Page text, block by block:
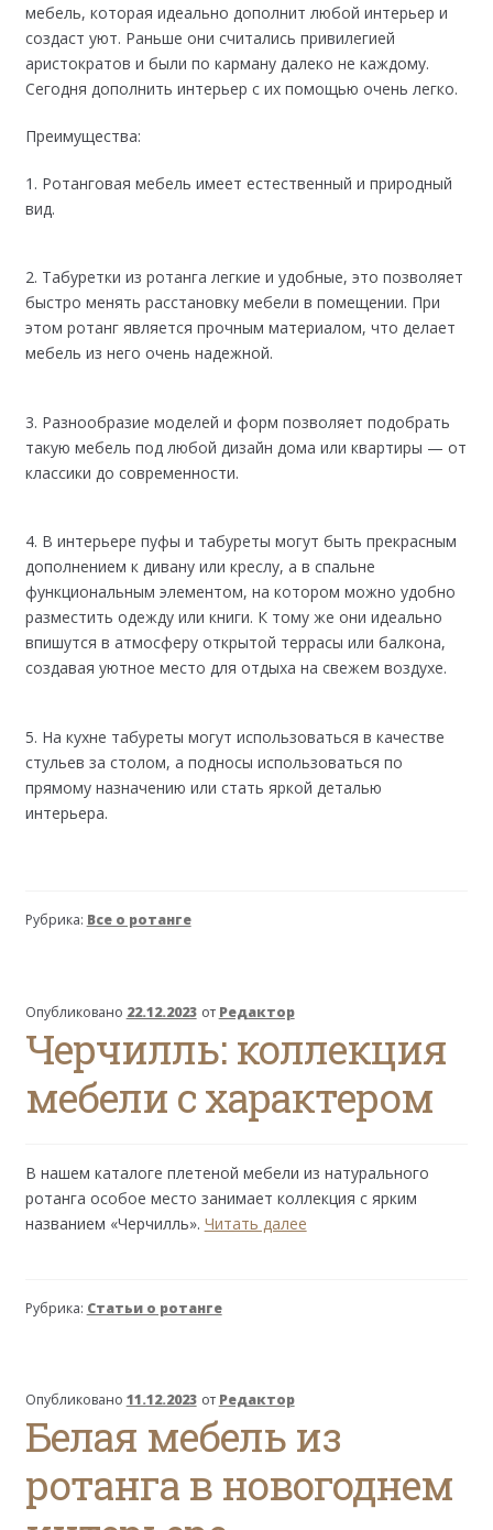
мебель, которая идеально дополнит любой интерьер и
создаст уют. Раньше они считались привилегией
аристократов и были по карману далеко не каждому.
Сегодня дополнить интерьер с их помощью очень легко.
Преимущества:
1. Ротанговая мебель имеет естественный и природный
вид.
2. Табуретки из ротанга легкие и удобные, это позволяет
быстро менять расстановку мебели в помещении. При
этом ротанг является прочным материалом, что делает
мебель из него очень надежной.
3. Разнообразие моделей и форм позволяет подобрать
такую мебель под любой дизайн дома или квартиры — от
классики до современности.
4. В интерьере пуфы и табуреты могут быть прекрасным
дополнением к дивану или креслу, а в спальне
функциональным элементом, на котором можно удобно
разместить одежду или книги. К тому же они идеально
впишутся в атмосферу открытой террасы или балкона,
создавая уютное место для отдыха на свежем воздухе.
5. На кухне табуреты могут использоваться в качестве
стульев за столом, а подносы использоваться по
прямому назначению или стать яркой деталью
интерьера.
Рубрика: Все о ротанге
Опубликовано 22.12.2023 от Редактор
Черчилль: коллекция
мебели с характером
В нашем каталоге плетеной мебели из натурального
ротанга особое место занимает коллекция с ярким
названием «Черчилль». Читать далееЧерчилль:
Рубрика: Статьи о ротанге
Опубликовано 11.12.2023 от Редактор
Белая мебель из
ротанга в новогоднем